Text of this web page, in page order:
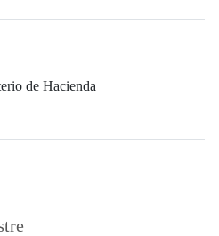
de Hacienda